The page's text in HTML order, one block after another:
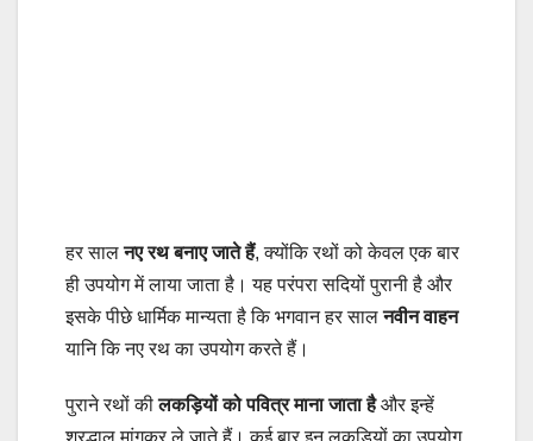
हर सालनए रथ बनाए जाते हैं, क्योंकि रथों को केवल एक बार
ही उपयोग में लाया जाता है। यह परंपरा सदियों पुरानी है और
इसके पीछे धार्मिक मान्यता है कि भगवान हर सालनवीन वाहन
यानि कि नए रथ का उपयोग करते हैं।
पुराने रथों कीलकड़ियों को पवित्र माना जाता हैऔर इन्हें